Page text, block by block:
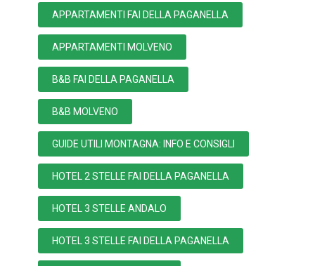
APPARTAMENTI FAI DELLA PAGANELLA
APPARTAMENTI MOLVENO
B&B FAI DELLA PAGANELLA
B&B MOLVENO
GUIDE UTILI MONTAGNA: INFO E CONSIGLI
HOTEL 2 STELLE FAI DELLA PAGANELLA
HOTEL 3 STELLE ANDALO
HOTEL 3 STELLE FAI DELLA PAGANELLA